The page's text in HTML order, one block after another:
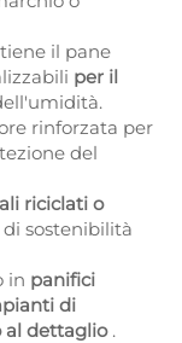
il pane
per il
rinforzata per
del
riciclati o
sostenibilità
in panifici
di
al dettaglio .